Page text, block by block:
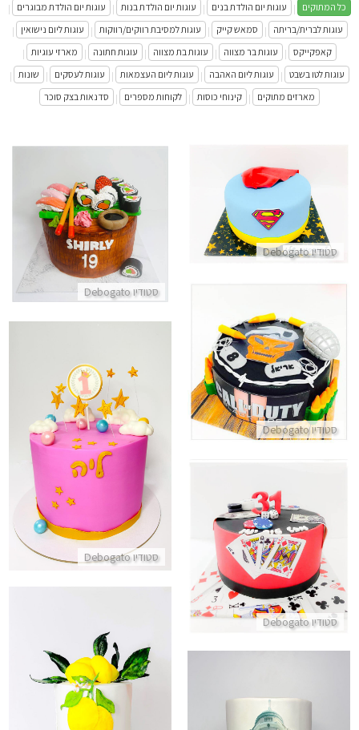
כל המתוקים | עוגות יום הולדת בנים | עוגות יום הולדת בנות | עוגות יום הולדת מבוגרים
|
עוגות לברית/בריתה
| סמאש קייק | עוגות למסיבת רווקים/רווקות | עוגות ליום נישואין
|
קאפקייקס | עוגות בר מצווה | עוגות בת מצווה | עוגות חתונה | מארזי עוגיות |
עוגות לטו בשבט | עוגות ליום האהבה | עוגות ליום העצמאות | עוגות לעסקים | שונות |
מארזים מתוקים
| קינוחי כוסות | לקוחות מספרים | סדנאות בצק סוכר
סטודיו Debogato
עוגה מיוחדת בעיצוב סושי
התקשר/י
סטודיו Debogato
עוגת סופרמן
התקשר/י
סטודיו Debogato
עוגת קול אוף דיוטי CALL OF DUTY
התקשר/י
סטודיו Debogato
עוגת יום הולדת שנה עם
התקשר/י
סטודיו Debogato
עוגה לגבר בעיצוב פוקר
התקשר/י
עוגה מיוחדת בעיצוב יווני